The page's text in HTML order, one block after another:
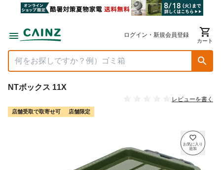
ログイン・新規会員登録
カート
NTボックス 11X
レビューを書く
店舗受取で取寄せ可 店舗限定